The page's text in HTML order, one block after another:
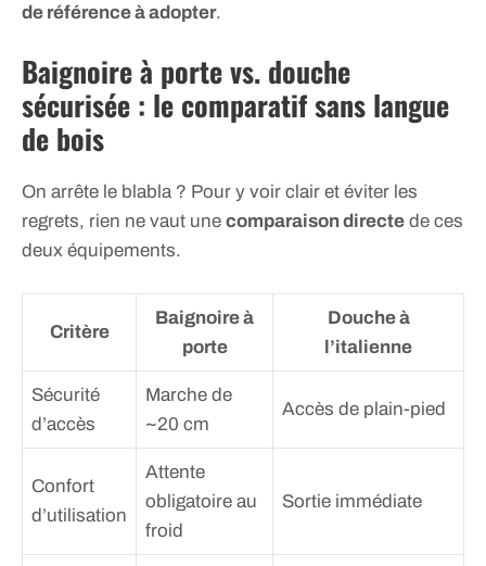
de référence à adopter.
Baignoire à porte vs. douche
sécurisée : le comparatif sans langue
de bois
On arrête le blabla ? Pour y voir clair et éviter les
regrets, rien ne vaut une comparaison directe de ces
deux équipements.
Critère
Baignoire à
porte
Douche à
l’italienne
Sécurité
d’accès
Marche de
~20 cm
Accès de plain-pied
Confort
d’utilisation
Attente
obligatoire au
froid
Sortie immédiate